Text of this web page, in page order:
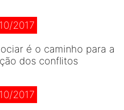
2017
é o caminho para a
dos conflitos
2017